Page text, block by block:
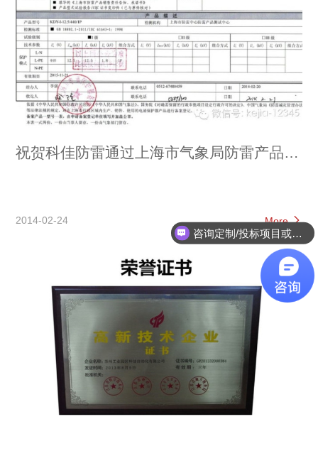
祝贺科佳防雷通过上海市气象局防雷产品备
2014-02-24 More
咨询定制/投标项目或系统集成方案？